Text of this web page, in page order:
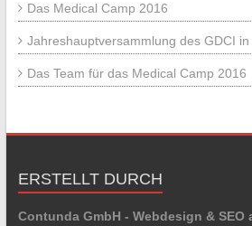
Das Medical Camp 2016
Jahreshauptversammlung des GDCI
Das Team für das Medical Camp 2016
ERSTELLT DURCH
Contunda GmbH - Webdesign & SEO